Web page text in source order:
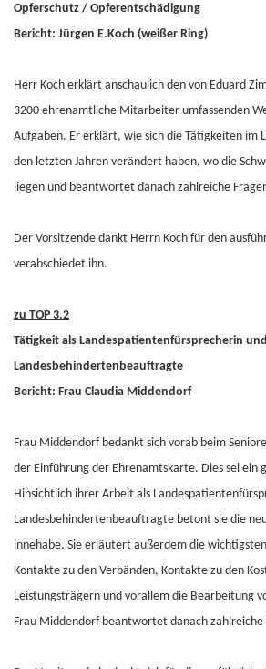
Opferschutz / Opferentschädigung
Bericht: Jürgen E.Koch (weißer Ring)
Herr Koch erklärt anschaulich den von Eduard
3200 ehrenamtliche Mitarbeiter umfassenden
Aufgaben. Er erklärt, wie sich die Tätigkeiten im
den letzten Jahren verändert haben, wo die
liegen und beantwortet danach zahlreiche
Der Vorsitzende dankt Herrn Koch für den
verabschiedet ihn.
zu TOP 3.2
Tätigkeit als Landespatientenfürsprecherin und
Landesbehindertenbeauftragte
Bericht: Frau Claudia Middendorf
Frau Middendorf bedankt sich vorab beim
der Einführung der Ehrenamtskarte. Dies sei ein
Hinsichtlich ihrer Arbeit als
Landesbehindertenbeauftragte betont sie die
innehabe. Sie erläutert außerdem die
Kontakte zu den Verbänden, Kontakte zu den
Leistungsträgern und vorallem die Bearbeitung
Frau Middendorf beantwortet danach